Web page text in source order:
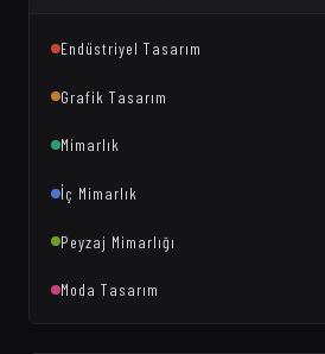
Endüstriyel Tasarım
Grafik Tasarım
Mimarlık
İç Mimarlık
Peyzaj Mimarlığı
Moda Tasarım